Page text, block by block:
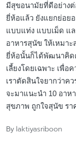
มีสุขอนามัยที่ดีอย่าง
ยี่ห้อแล้ว ยังแยกย่อย
แบบแท่ง แบบเม็ด แล
อาหารสุนัข ให้เหมา
ยี่ห้อนั้นก็ได้พัฒนาคิด
เลี้ยงโดยเฉพาะ เพื่
เราตัดสินใจยากว่าค
จะมาแนะนำ 10 อาห
สุขภาพ ถูกใจสุนัข รา
Posted
By laktiyasriboon